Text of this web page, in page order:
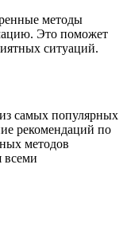
методы
Это поможет
ситуаций.
самых популярных
рекомендаций по
методов
всеми